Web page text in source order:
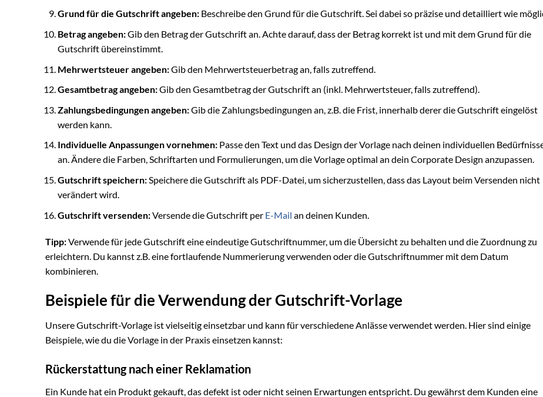
Grund für die Gutschrift angeben:Beschreibe den Grund für die Gutschrift. Sei dabei so präzise und detailliert wie
Betrag angeben:Gib den Betrag der Gutschrift an. Achte darauf, dass der Betrag korrekt ist und mit dem Grund für die
Gutschrift übereinstimmt.
Mehrwertsteuer angeben:Gib den Mehrwertsteuerbetrag an, falls zutreffend.
Gesamtbetrag angeben:Gib den Gesamtbetrag der Gutschrift an (inkl. Mehrwertsteuer, falls zutreffend).
Zahlungsbedingungen angeben:Gib die Zahlungsbedingungen an, z.B. die Frist, innerhalb derer die Gutschrift eingelöst
werden kann.
Individuelle Anpassungen vornehmen:Passe den Text und das Design der Vorlage nach deinen individuellen
an. Ändere die Farben, Schriftarten und Formulierungen, um die Vorlage optimal an dein Corporate Design anzupassen.
Gutschrift speichern:Speichere die Gutschrift als PDF-Datei, um sicherzustellen, dass das Layout beim Versenden nicht
verändert wird.
Gutschrift versenden:Versende die Gutschrift per E-Mail an deinen Kunden.
Tipp:Verwende für jede Gutschrift eine eindeutige Gutschriftnummer, um die Übersicht zu behalten und die Zuordnung zu
erleichtern. Du kannst z.B. eine fortlaufende Nummerierung verwenden oder die Gutschriftnummer mit dem Datum
kombinieren.
Beispiele für die Verwendung der Gutschrift-Vorlage
Unsere Gutschrift-Vorlage ist vielseitig einsetzbar und kann für verschiedene Anlässe verwendet werden. Hier sind einige
Beispiele, wie du die Vorlage in der Praxis einsetzen kannst:
Rückerstattung nach einer Reklamation
Ein Kunde hat ein Produkt gekauft, das defekt ist oder nicht seinen Erwartungen entspricht. Du gewährst dem Kunden eine